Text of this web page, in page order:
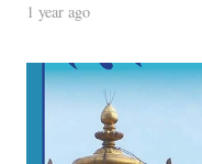
1 year ago